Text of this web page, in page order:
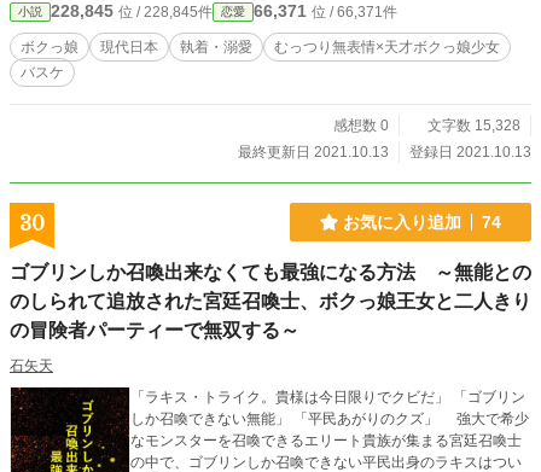
小説 228,845 位 / 228,845件 恋愛 66,371 位 / 66,371件
ボクっ娘 現代日本 執着・溺愛
むっつり無表情×天才ボクっ娘少女
バスケ
感想数 0
文字数 15,328
最終更新日 2021.10.13
登録日 2021.10.13
30 お気に入り追加 74
ゴブリンしか召喚出来なくても最強になる方法 ～無能との
のしられて追放された宮廷召喚士、ボクっ娘王女と二人きり
の冒険者パーティーで無双する～
石矢天
「ラキス・トライク。貴様は今日限りでクビだ」 「ゴブリン
しか召喚できない無能」 「平民あがりのクズ」 強大で希少
なモンスターを召喚できるエリート貴族が集まる宮廷召喚士
の中で、ゴブリンしか召喚できない平民出身のラキスはつい